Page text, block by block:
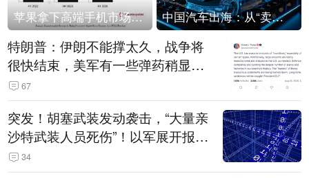
苹果拿下高端手机市场65%的份额：iPhone 17系列功不可没 中国汽车出海：从“卖出去”到“走进去”
特朗普：伊朗不能撑太久，战争将
很快结束，美军有一些弹药稍显紧
张！伊朗公布拟议的海峡管理文本
67
突发！胡塞武装发动袭击，“大量亲
沙特武装人员死伤”！以军展开报复
性空袭
34